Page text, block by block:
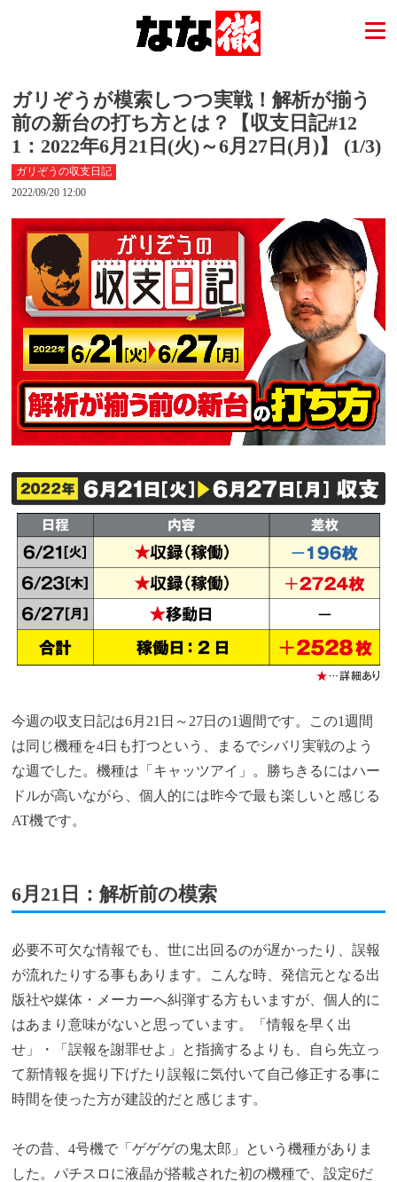
ガリぞうが模索しつつ実戦！解析が揃う
前の新台の打ち方とは？【収支日記#12
1：2022年6月21日(火)～6月27日(月)】 (1/3)
ガリぞうの収支日記
2022/09/20 12:00
今週の収支日記は6月21日～27日の1週間です。この1週間
は同じ機種を4日も打つという、まるでシバリ実戦のよう
な週でした。機種は「キャッツアイ」。勝ちきるにはハー
ドルが高いながら、個人的には昨今で最も楽しいと感じる
AT機です。
6月21日：解析前の模索
必要不可欠な情報でも、世に出回るのが遅かったり、誤報
が流れたりする事もあります。こんな時、発信元となる出
版社や媒体・メーカーへ糾弾する方もいますが、個人的に
はあまり意味がないと思っています。「情報を早く出
せ」・「誤報を謝罪せよ」と指摘するよりも、自ら先立っ
て新情報を掘り下げたり誤報に気付いて自己修正する事に
時間を使った方が建設的だと感じます。
その昔、4号機で「ゲゲゲの鬼太郎」という機種がありま
した。パチスロに液晶が搭載された初の機種で、設定6だ